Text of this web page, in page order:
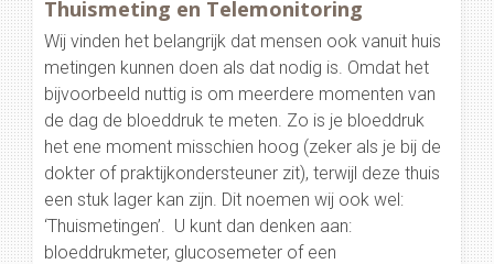
Thuismeting en Telemonitoring
Wij vinden het belangrijk dat mensen ook vanuit huis
metingen kunnen doen als dat nodig is. Omdat het
bijvoorbeeld nuttig is om meerdere momenten van
de dag de bloeddruk te meten. Zo is je bloeddruk
het ene moment misschien hoog (zeker als je bij de
dokter of praktijkondersteuner zit), terwijl deze thuis
een stuk lager kan zijn. Dit noemen wij ook wel:
‘Thuismetingen’. U kunt dan denken aan:
bloeddrukmeter, glucosemeter of een